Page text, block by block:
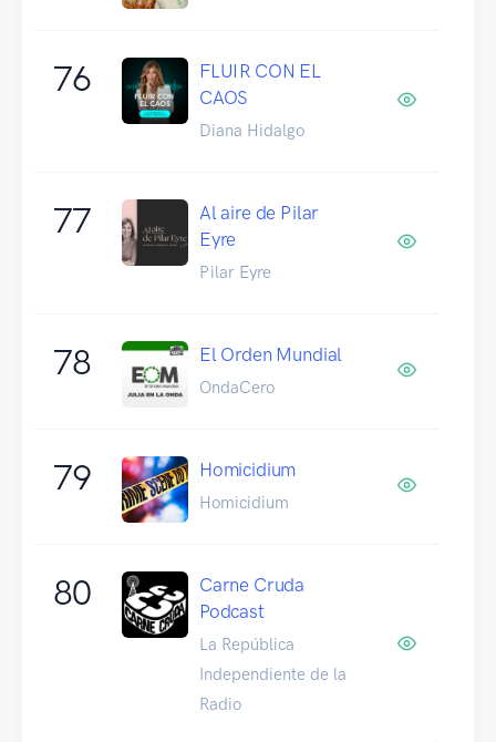
76
FLUIR CON EL
CAOS
Diana Hidalgo
77
Al aire de Pilar
Eyre
Pilar Eyre
78 El Orden Mundial
OndaCero
79 Homicidium
Homicidium
80
Carne Cruda
Podcast
La República
Independiente de la
Radio